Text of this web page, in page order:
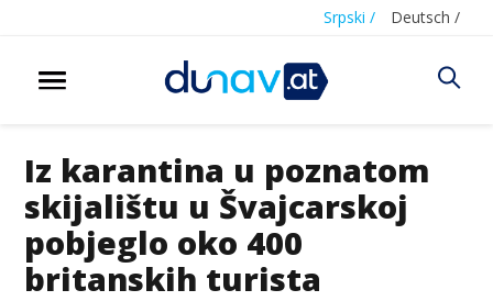
Srpski / Deutsch /
Iz karantina u poznatom
skijalištu u Švajcarskoj
pobjeglo oko 400
britanskih turista